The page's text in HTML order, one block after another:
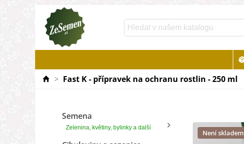
> Fast K - přípravek na ochranu rostlin - 250 ml
Semena
Zelenina, květiny, bylinky a další
Není skladem